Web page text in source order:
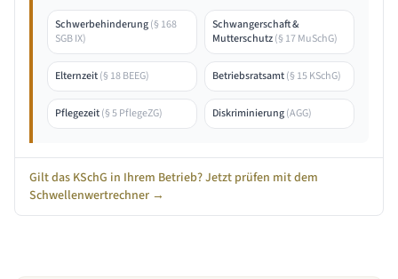
Schwerbehinderung(§ 168
SGB IX)
Schwangerschaft &
Mutterschutz(§ 17 MuSchG)
Elternzeit(§ 18 BEEG) Betriebsratsamt(§ 15 KSchG)
Pflegezeit(§ 5 PflegeZG) Diskriminierung(AGG)
Gilt das KSchG in Ihrem Betrieb? Jetzt prüfen mit dem
Schwellenwertrechner →